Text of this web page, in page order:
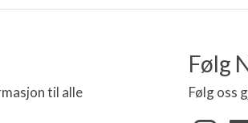
til alle
Følg
Følg oss